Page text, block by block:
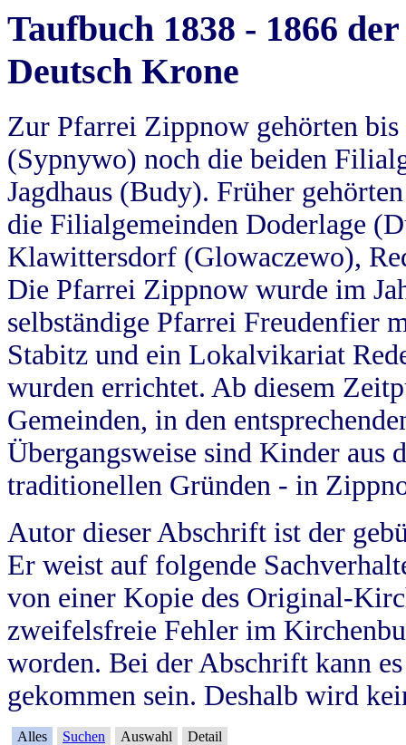
Taufbuch 1838 - 1866
Deutsch Krone
Zur Pfarrei Zippnow gehörten
(Sypnywo) noch die beiden
Jagdhaus (Budy). Früher
die Filialgemeinden Doderlage
Klawittersdorf (Glowaczewo),
Die Pfarrei Zippnow wurde im
selbständige Pfarrei Freudenfier
Stabitz und ein Lokalvikariat
wurden errichtet. Ab diesem
Gemeinden, in den
Übergangsweise sind Kinder aus
traditionellen Gründen - in
Autor dieser Abschrift ist der
Er weist auf folgende
von einer Kopie des Original-
zweifelsfreie Fehler im
worden. Bei der Abschrift kann
gekommen sein. Deshalb wird
Alles Suchen Auswahl Detail